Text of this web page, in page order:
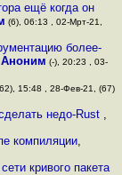
ещё когда он
(6), 06:13 , 02-Мрт-21,
более-
Аноним (-), 20:23 , 03-
15:48 , 28-Фев-21, (67)
недо-Rust ,
компиляции,
кривого пакета